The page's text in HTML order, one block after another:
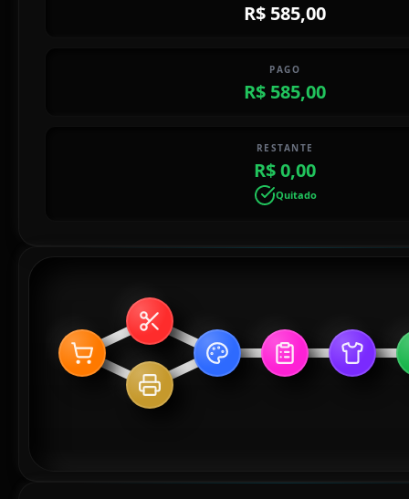
R$ 585,00
PAGO
R$ 585,00
RESTANTE
R$ 0,00
Quitado